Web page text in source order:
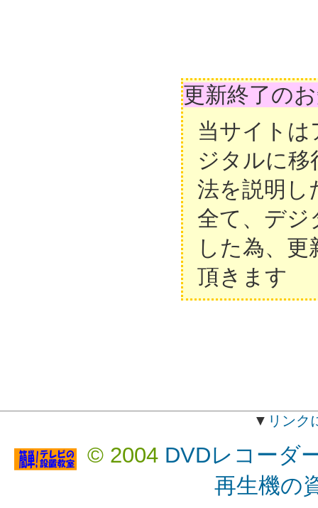
更新終了の
当サイト
ジタルに移
法を説明し
全て、デジ
した為、
頂きます
▼ リンク
© 2004 DVDレコーダ
再生機の